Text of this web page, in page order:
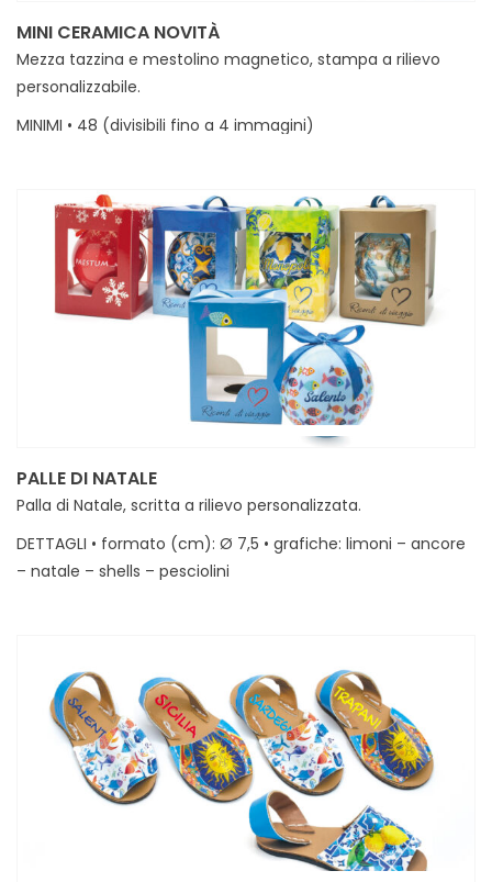
MINI CERAMICA NOVITÀ
Mezza tazzina e mestolino magnetico, stampa a rilievo
personalizzabile.
MINIMI • 48 (divisibili fino a 4 immagini)
PALLE DI NATALE
Palla di Natale, scritta a rilievo personalizzata.
DETTAGLI • formato (cm): Ø 7,5 • grafiche: limoni – ancore
– natale – shells – pesciolini